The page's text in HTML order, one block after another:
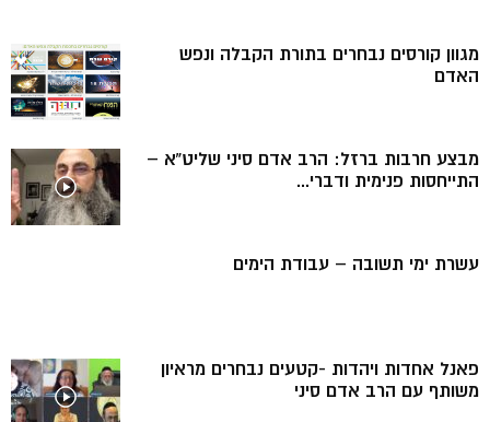
מגוון קורסים נבחרים בתורת הקבלה ונפש
האדם
מבצע חרבות ברזל: הרב אדם סיני שליט”א –
התייחסות פנימית ודברי...
עשרת ימי תשובה – עבודת הימים
פאנל אחדות ויהדות -קטעים נבחרים מראיון
משותף עם הרב אדם סיני